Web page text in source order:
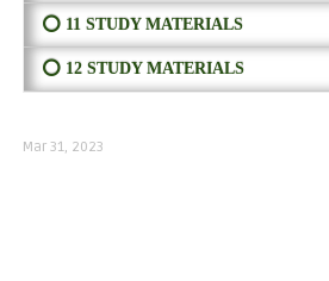
⭕ 11 STUDY MATERIALS
⭕ 12 STUDY MATERIALS
Mar 31, 2023